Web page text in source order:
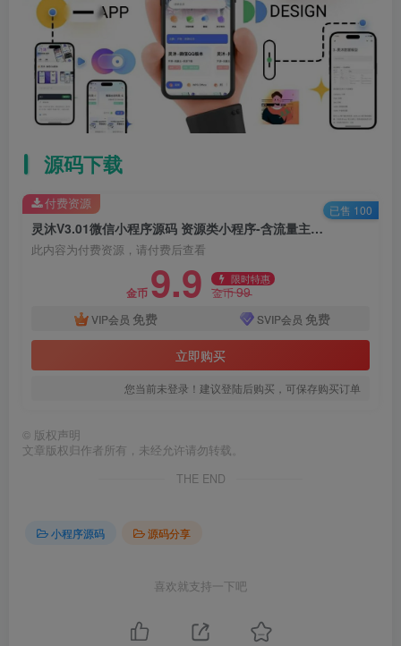
源码下载
灵沐V3.01微信小程序源码 资源类小程序-含流量主功能
此内容为付费资源，请付费后查看
金币 9.9 限时特惠
金币99
VIP会员 免费 SVIP会员 免费
立即购买
您当前未登录！建议登陆后购买，可保存购买订单
付费资源 已售 100
© 版权声明
文章版权归作者所有，未经允许请勿转载。
THE END
小程序源码 源码分享
喜欢就支持一下吧